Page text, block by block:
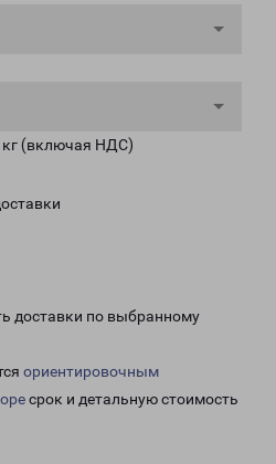
кг (включая НДС)
доставки по выбранному
ориентировочным
срок и детальную стоимость